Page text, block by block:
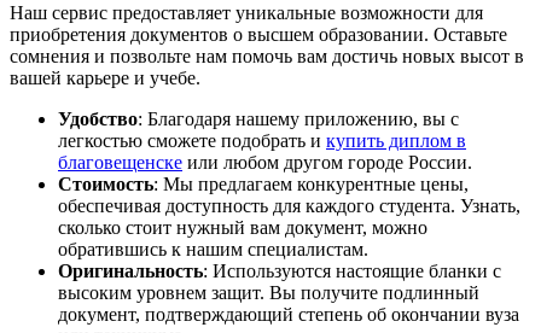
Наш сервис предоставляет уникальные возможности для
приобретения документов о высшем образовании. Оставьте
сомнения и позвольте нам помочь вам достичь новых высот в
вашей карьере и учебе.
Удобство: Благодаря нашему приложению, вы с
легкостью сможете подобрать и купить диплом в
благовещенске или любом другом городе России.
Стоимость: Мы предлагаем конкурентные цены,
обеспечивая доступность для каждого студента. Узнать,
сколько стоит нужный вам документ, можно
обратившись к нашим специалистам.
Оригинальность: Используются настоящие бланки с
высоким уровнем защит. Вы получите подлинный
документ, подтверждающий степень об окончании вуза